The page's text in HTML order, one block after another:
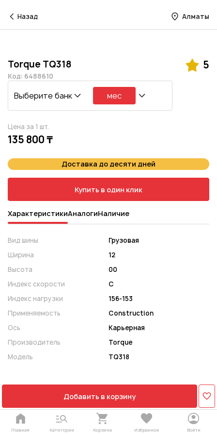
Назад Алматы
Torque TQ318 5
Код: 6488610
Выберите банк мес
Цена за 1 шт.
135 800 ₸
Доставка до десяти дней
Купить в один клик
ХарактеристикиАналогиНаличие
Вид шины
Грузовая
Ширина
12
Высота
00
Индекс скорости
C
Индекс нагрузки
156-153
Применяемость
Construction
Ось
Карьерная
Производитель
Torque
Модель
TQ318
Добавить в корзину
Главная Категории Корзина Избранное Войти